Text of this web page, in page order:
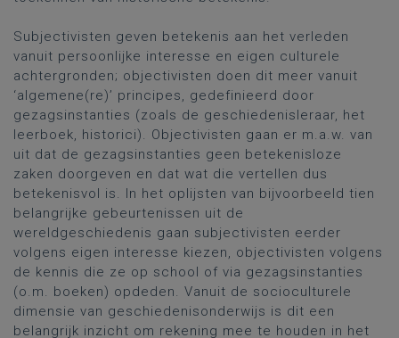
Subjectivisten geven betekenis aan het verleden
vanuit persoonlijke interesse en eigen culturele
achtergronden; objectivisten doen dit meer vanuit
‘algemene(re)’ principes, gedefinieerd door
gezagsinstanties (zoals de geschiedenisleraar, het
leerboek, historici). Objectivisten gaan er m.a.w. van
uit dat de gezagsinstanties geen betekenisloze
zaken doorgeven en dat wat die vertellen dus
betekenisvol is. In het oplijsten van bijvoorbeeld tien
belangrijke gebeurtenissen uit de
wereldgeschiedenis gaan subjectivisten eerder
volgens eigen interesse kiezen, objectivisten volgens
de kennis die ze op school of via gezagsinstanties
(o.m. boeken) opdeden. Vanuit de socioculturele
dimensie van geschiedenisonderwijs is dit een
belangrijk inzicht om rekening mee te houden in het